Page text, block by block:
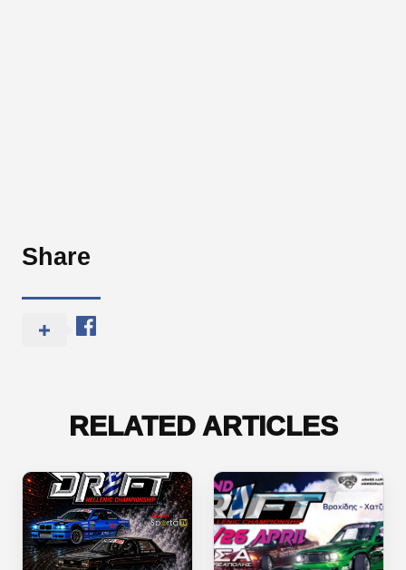
Share
RELATED ARTICLES